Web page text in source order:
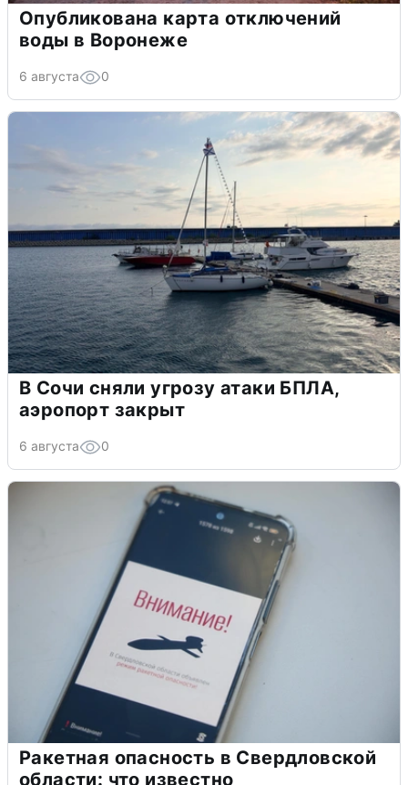
Опубликована карта отключений
воды в Воронеже
6 августа 0
В Сочи сняли угрозу атаки БПЛА,
аэропорт закрыт
6 августа 0
Ракетная опасность в Свердловской
области: что известно